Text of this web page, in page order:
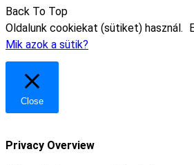
Back To Top
Oldalunk cookiekat (sütiket) használ.
Mik azok a sütik?
Close
Privacy Overview